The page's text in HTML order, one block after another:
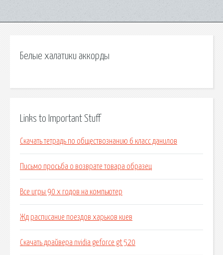
Белые халатики аккорды
Links to Important Stuff
Скачать тетрадь по обществознанию 6 класс данилов
Письмо просьба о возврате товара образец
Все игры 90 х годов на компьютер
Жд расписание поездов харьков киев
Скачать драйвера nvidia geforce gt 520